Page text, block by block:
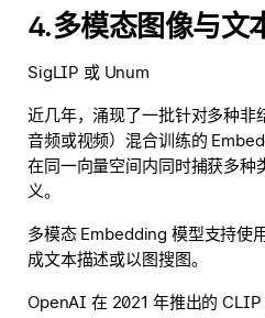
4.多模态图像与文
SigLIP 或 Unum
近几年，涌现了一批针对多种非
音频或视频）混合训练的
在同一向量空间内同时捕获多种
义。
多模态 Embedding 模型支持使
成文本描述或以图搜图。
OpenAI 在 2021 年推出的